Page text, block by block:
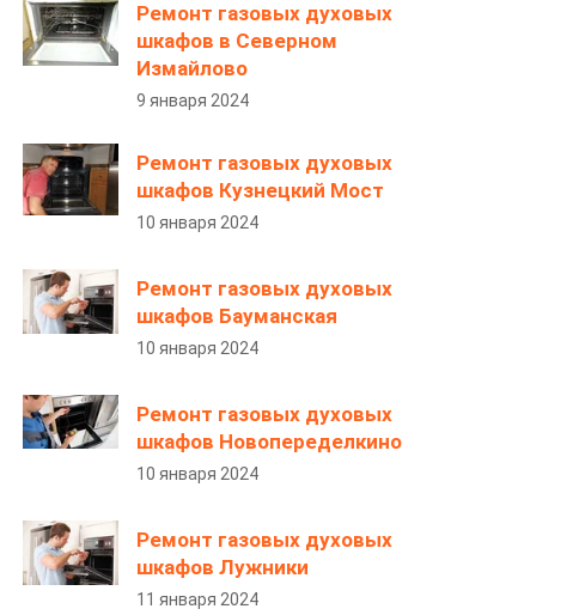
Ремонт газовых духовых
шкафов в Северном
Измайлово
9 января 2024
Ремонт газовых духовых
шкафов Кузнецкий Мост
10 января 2024
Ремонт газовых духовых
шкафов Бауманская
10 января 2024
Ремонт газовых духовых
шкафов Новопеределкино
10 января 2024
Ремонт газовых духовых
шкафов Лужники
11 января 2024